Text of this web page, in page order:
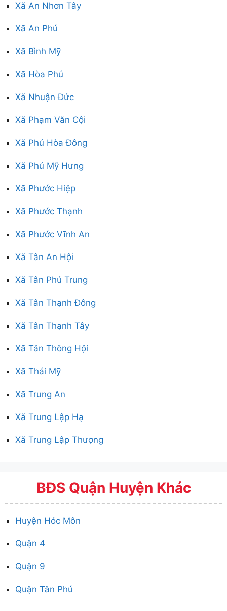
Xã An Nhơn Tây
Xã An Phú
Xã Bình Mỹ
Xã Hòa Phú
Xã Nhuận Đức
Xã Phạm Văn Cội
Xã Phú Hòa Đông
Xã Phú Mỹ Hưng
Xã Phước Hiệp
Xã Phước Thạnh
Xã Phước Vĩnh An
Xã Tân An Hội
Xã Tân Phú Trung
Xã Tân Thạnh Đông
Xã Tân Thạnh Tây
Xã Tân Thông Hội
Xã Thái Mỹ
Xã Trung An
Xã Trung Lập Hạ
Xã Trung Lập Thượng
BĐS Quận Huyện Khác
Huyện Hóc Môn
Quận 4
Quận 9
Quận Tân Phú